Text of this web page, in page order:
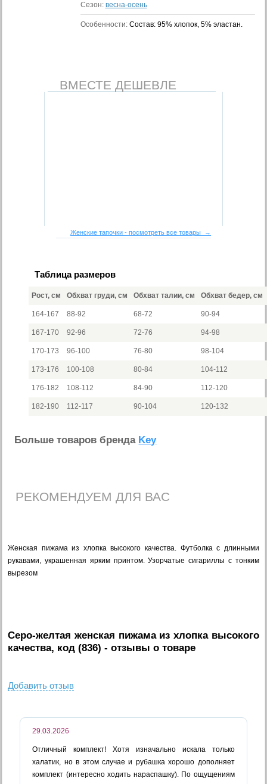
Сезон: весна-осень
Особенности: Состав: 95% хлопок, 5% эластан.
ВМЕСТЕ ДЕШЕВЛЕ
Женские тапочки - посмотреть все товары →
Таблица размеров
Рост, см Обхват груди, см Обхват талии, см Обхват бедер, см
164-167 88-92 68-72 90-94
167-170 92-96 72-76 94-98
170-173 96-100 76-80 98-104
173-176 100-108 80-84 104-112
176-182 108-112 84-90 112-120
182-190 112-117 90-104 120-132
Больше товаров бренда Key
РЕКОМЕНДУЕМ ДЛЯ ВАС
Женская пижама из хлопка высокого качества. Футболка с длинными
рукавами, украшенная ярким принтом. Узорчатые сигариллы с тонким
вырезом
Серо-желтая женская пижама из хлопка высокого
качества, код (836) - отзывы о товаре
Добавить отзыв
29.03.2026
Отличный комплект! Хотя изначально искала только
халатик, но в этом случае и рубашка хорошо дополняет
комплект (интересно ходить нараспашку). По ощущениям